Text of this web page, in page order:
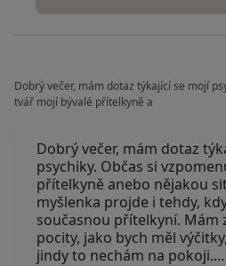
Dobrý večer, mám dotaz týkající se mojí
tvář mojí bývalé přítelkyně a
Dobrý večer, mám dotaz
psychiky. Občas si
přítelkyně anebo nějakou
myšlenka projde i tehdy,
současnou přítelkyní. Mám
pocity, jako bych měl
jindy to nechám na pokoji.…